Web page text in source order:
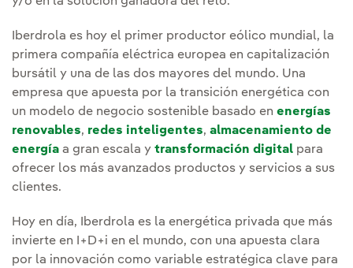
Iberdrola es hoy el primer productor eólico mundial, la
primera compañía eléctrica europea en capitalización
bursátil y una de las dos mayores del mundo. Una
empresa que apuesta por la transición energética con
un modelo de negocio sostenible basado en energías
renovables, redes inteligentes, almacenamiento de
energía a gran escala y transformación digital para
ofrecer los más avanzados productos y servicios a sus
clientes.
Hoy en día, Iberdrola es la energética privada que más
invierte en I+D+i en el mundo, con una apuesta clara
por la innovación como variable estratégica clave para